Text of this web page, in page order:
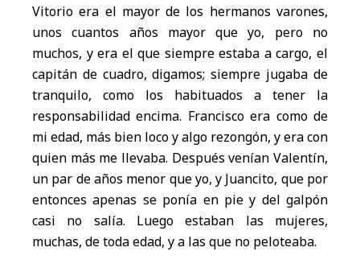
Vitorio era el mayor de los hermanos varones,
unos cuantos años mayor que yo, pero no
muchos, y era el que siempre estaba a cargo, el
capitán de cuadro, digamos; siempre jugaba de
tranquilo, como los habituados a tener la
responsabilidad encima. Francisco era como de
mi edad, más bien loco y algo rezongón, y era con
quien más me llevaba. Después venían Valentín,
un par de años menor que yo, y Juancito, que por
entonces apenas se ponía en pie y del galpón
casi no salía. Luego estaban las mujeres,
muchas, de toda edad, y a las que no peloteaba.